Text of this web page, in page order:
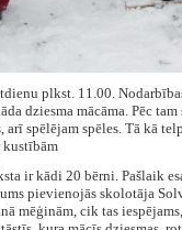
plkst. 11.00.
dziesma mācāma. Pēc
arī spēlējam spēles. Tā kā
kustībām
ir kādi 20 bērni. Pašlaik
pievienojās skolotāja
mēģinām, cik tas